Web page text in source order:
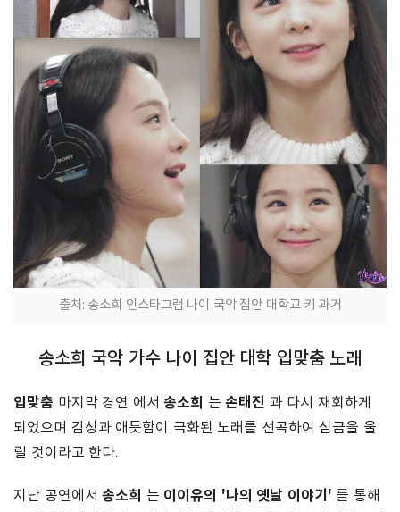
출처: 송소희 인스타그램 나이 국악 집안 대학교 키 과거
송소희 국악 가수 나이 집안 대학 입맞춤 노래
입맞춤 마지막 경연 에서 송소희 는 손태진 과 다시 재회하게
되었으며 감성과 애틋함이 극화된 노래를 선곡하여 심금을 울
릴 것이라고 한다.
지난 공연에서 송소희 는 이이유의 '나의 옛날 이야기' 를 통해